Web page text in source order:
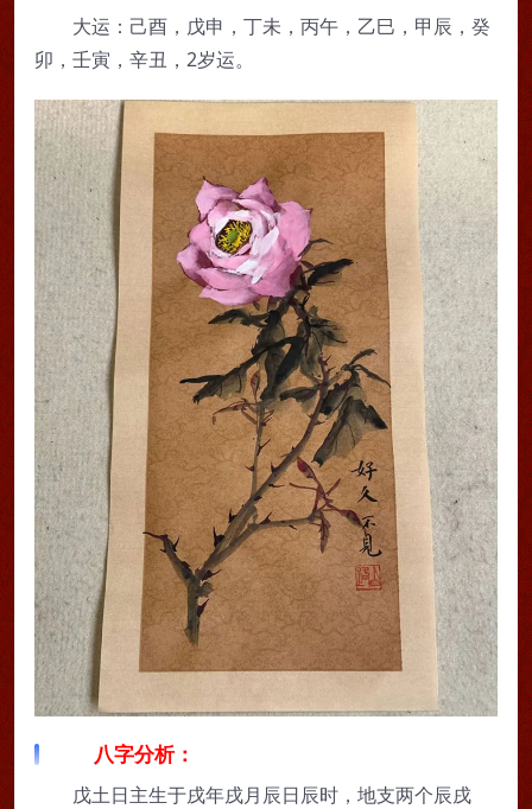
大运：己酉，戊申，丁未，丙午，乙巳，甲辰，癸
卯，壬寅，辛丑，2岁运。
八字分析：
戊土日主生于戌年戌月辰日辰时，地支两个辰戌